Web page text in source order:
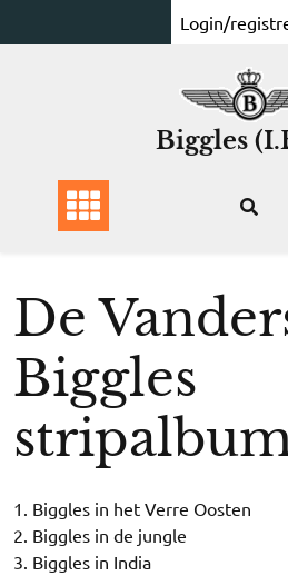
naar
Login/
Biggles
De
Biggles
1. Biggles in het Verre Oosten
2. Biggles in de jungle
3. Biggles in India